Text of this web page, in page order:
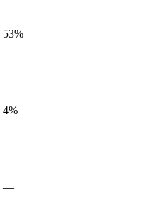
53%
4%
—